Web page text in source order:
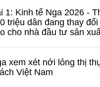
1: Kinh tế Nga 2026 -
triệu dân đang thay
cho nhà đầu tư sản
xem xét nới lỏng thị
Việt Nam